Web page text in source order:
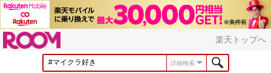
楽天トップへ
詳細検索